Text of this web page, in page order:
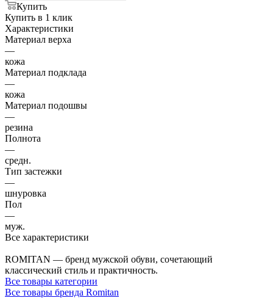
Купить
Купить в 1 клик
Характеристики
Материал верха
—
кожа
Материал подклада
—
кожа
Материал подошвы
—
резина
Полнота
—
средн.
Тип застежки
—
шнуровка
Пол
—
муж.
Все характеристики
ROMITAN — бренд мужской обуви, сочетающий
классический стиль и практичность.
Все товары категории
Все товары бренда Romitan